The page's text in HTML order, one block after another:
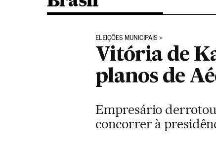
ELEIÇÕES MUNICIPAIS
Vitória de
planos de
Empresário
concorrer à